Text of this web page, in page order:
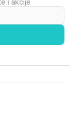
i akcije